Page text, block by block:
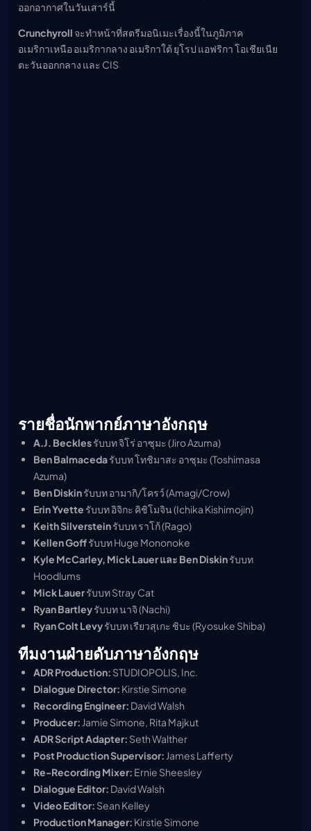
ออกอากาศในวันเสาร์นี้
Crunchyroll จะทำหน้าที่สตรีมอนิเมะเรื่องนี้ในภูมิภาค
อเมริกาเหนือ อเมริกากลาง อเมริกาใต้ ยุโรป แอฟริกา โอเชียเนีย
ตะวันออกกลาง และ CIS
รายชื่อนักพากย์ภาษาอังกฤษ
A.J. Becklesรับบท จิโร่ อาซุมะ (Jiro Azuma)
Ben Balmacedaรับบท โทชิมาสะ อาซุมะ (Toshimasa
Azuma)
Ben Diskinรับบท อามากิ/โครว์ (Amagi/Crow)
Erin Yvette รับบท อิจิกะ คิชิโมจิน (Ichika Kishimojin)
Keith Silversteinรับบท ราโก้ (Rago)
Kellen Goffรับบท Huge Mononoke
Kyle McCarley, Mick Lauer และ Ben Diskinรับบท
Hoodlums
Mick Lauerรับบท Stray Cat
Ryan Bartleyรับบท นาจิ (Nachi)
Ryan Colt Levyรับบท เรียวสุเกะ ชิบะ (Ryosuke Shiba)
ทีมงานฝ่ายดับภาษาอังกฤษ
ADR Production: STUDIOPOLIS, Inc.
Dialogue Director: Kirstie Simone
Recording Engineer: David Walsh
Producer: Jamie Simone, Rita Majkut
ADR Script Adapter: Seth Walther
Post Production Supervisor: James Lafferty
Re-Recording Mixer: Ernie Sheesley
Dialogue Editor: David Walsh
Video Editor: Sean Kelley
Production Manager: Kirstie Simone